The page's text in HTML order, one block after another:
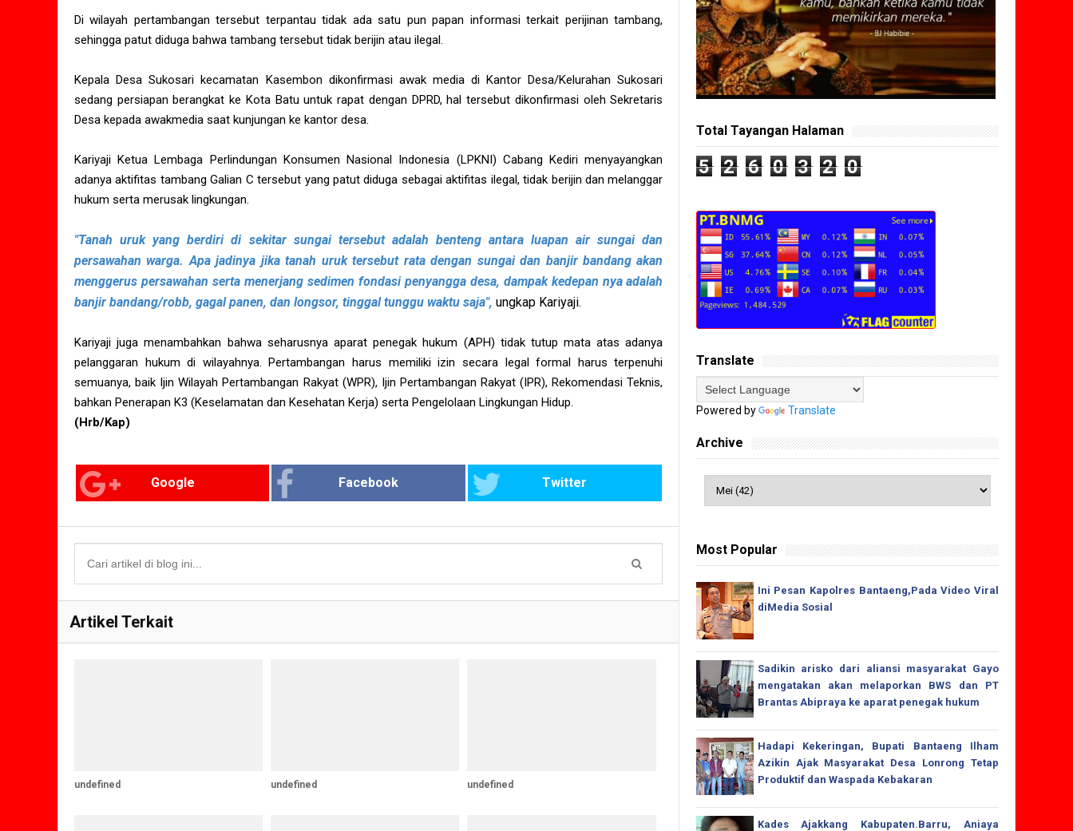
Di wilayah pertambangan tersebut terpantau tidak ada satu pun papan informasi terkait perijinan tambang,
sehingga patut diduga bahwa tambang tersebut tidak berijin atau ilegal.
Kepala Desa Sukosari kecamatan Kasembon dikonfirmasi awak media di Kantor Desa/Kelurahan Sukosari
sedang persiapan berangkat ke Kota Batu untuk rapat dengan DPRD, hal tersebut dikonfirmasi oleh Sekretaris
Desa kepada awakmedia saat kunjungan ke kantor desa.
Kariyaji Ketua Lembaga Perlindungan Konsumen Nasional Indonesia (LPKNI) Cabang Kediri menyayangkan
adanya aktifitas tambang Galian C tersebut yang patut diduga sebagai aktifitas ilegal, tidak berijin dan melanggar
hukum serta merusak lingkungan.
"Tanah uruk yang berdiri di sekitar sungai tersebut adalah benteng antara luapan air sungai dan
persawahan warga. Apa jadinya jika tanah uruk tersebut rata dengan sungai dan banjir bandang akan
menggerus persawahan serta menerjang sedimen fondasi penyangga desa, dampak kedepan nya adalah
banjir bandang/robb, gagal panen, dan longsor, tinggal tunggu waktu saja", ungkap Kariyaji.
Kariyaji juga menambahkan bahwa seharusnya aparat penegak hukum (APH) tidak tutup mata atas adanya
pelanggaran hukum di wilayahnya. Pertambangan harus memiliki izin secara legal formal harus terpenuhi
semuanya, baik Ijin Wilayah Pertambangan Rakyat (WPR), Ijin Pertambangan Rakyat (IPR), Rekomendasi Teknis,
bahkan Penerapan K3 (Keselamatan dan Kesehatan Kerja) serta Pengelolaan Lingkungan Hidup.
(Hrb/Kap)
Google Facebook Twitter
Artikel Terkait
undefined undefined undefined
Total Tayangan Halaman
5 2 6 0 3 2 0
Translate
Powered by Translate
Archive
Most Popular
Ini Pesan Kapolres Bantaeng,Pada Video Viral
diMedia Sosial
Sadikin arisko dari aliansi masyarakat Gayo
mengatakan akan melaporkan BWS dan PT
Brantas Abipraya ke aparat penegak hukum
Hadapi Kekeringan, Bupati Bantaeng Ilham
Azikin Ajak Masyarakat Desa Lonrong Tetap
Produktif dan Waspada Kebakaran
Kades Ajakkang Kabupaten.Barru, Aniaya